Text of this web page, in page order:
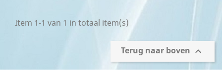
Item 1-1 van 1 in totaal item(s)
Terug naar boven 